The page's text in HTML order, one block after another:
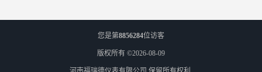
您是第8856284位访客
版权所有 ©2026-08-09